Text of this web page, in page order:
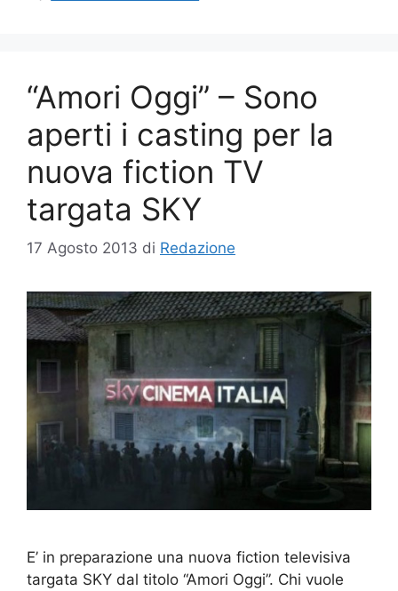
“Amori Oggi” – Sono
aperti i casting per la
nuova fiction TV
targata SKY
17 Agosto 2013 di Redazione
E’ in preparazione una nuova fiction televisiva
targata SKY dal titolo “Amori Oggi”. Chi vuole